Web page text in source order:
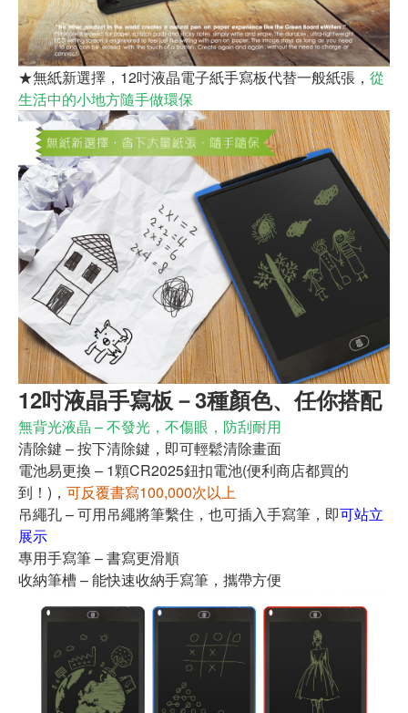
★無紙新選擇，12吋液晶電子紙手寫板代替一般紙張， 從
生活中的小地方隨手做環保
12吋液晶手寫板－3種顏色、任你搭配
無背光液晶 – 不發光，不傷眼，防刮耐用
清除鍵 – 按下清除鍵，即可輕鬆清除畫面
電池易更換 – 1顆CR2025鈕扣電池(便利商店都買的
到！)， 可反覆書寫100,000次以上
吊繩孔 – 可用吊繩將筆繫住，也可插入手寫筆，即可站立
展示
專用手寫筆 – 書寫更滑順
收納筆槽 – 能快速收納手寫筆，攜帶方便